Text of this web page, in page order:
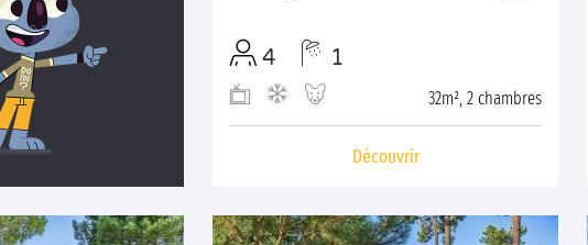
4 1
32m², 2 chambres
Découvrir